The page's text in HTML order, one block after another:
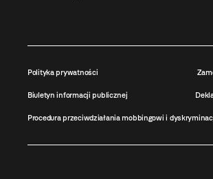
Polityka prywatności
Biuletyn informacji publicznej
Procedura przeciwdziałania mobbingowi i